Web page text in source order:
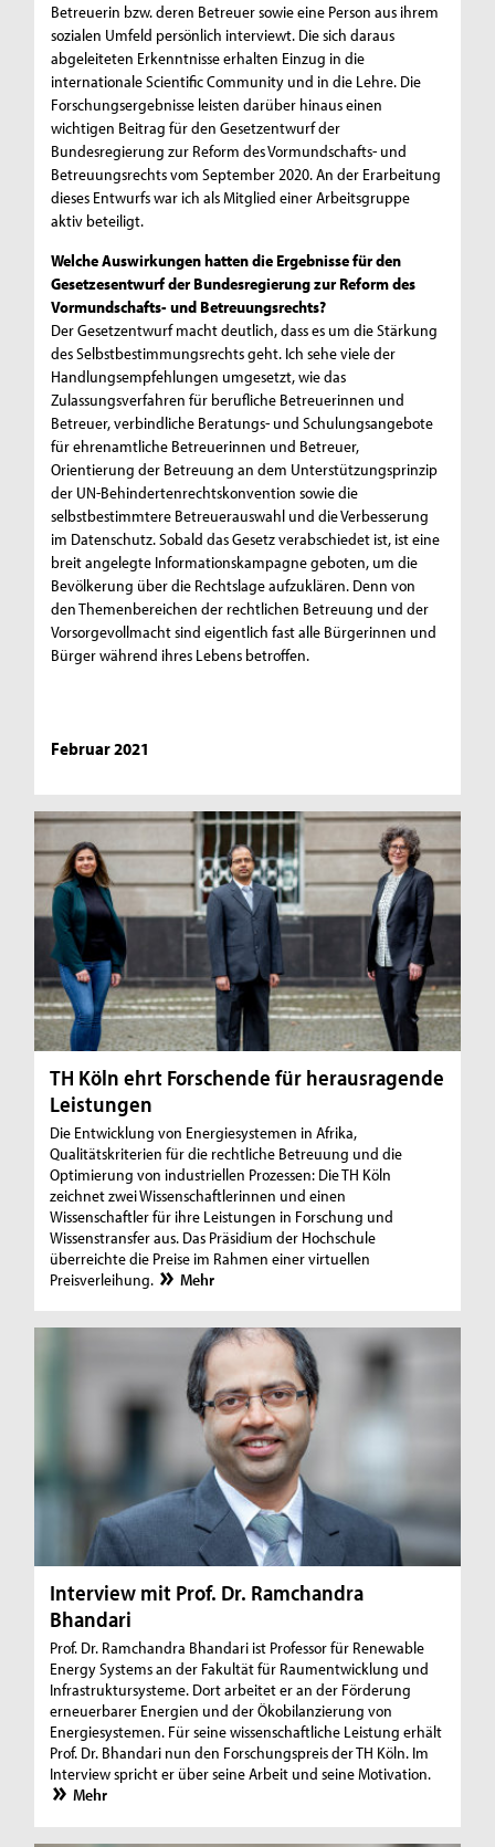
Betreuerin bzw. deren Betreuer sowie eine Person aus ihrem
sozialen Umfeld persönlich interviewt. Die sich daraus
abgeleiteten Erkenntnisse erhalten Einzug in die
internationale Scientific Community und in die Lehre. Die
Forschungsergebnisse leisten darüber hinaus einen
wichtigen Beitrag für den Gesetzentwurf der
Bundesregierung zur Reform des Vormundschafts- und
Betreuungsrechts vom September 2020. An der Erarbeitung
dieses Entwurfs war ich als Mitglied einer Arbeitsgruppe
aktiv beteiligt.
Welche Auswirkungen hatten die Ergebnisse für den
Gesetzesentwurf der Bundesregierung zur Reform des
Vormundschafts- und Betreuungsrechts?
Der Gesetzentwurf macht deutlich, dass es um die Stärkung
des Selbstbestimmungsrechts geht. Ich sehe viele der
Handlungsempfehlungen umgesetzt, wie das
Zulassungsverfahren für berufliche Betreuerinnen und
Betreuer, verbindliche Beratungs- und Schulungsangebote
für ehrenamtliche Betreuerinnen und Betreuer,
Orientierung der Betreuung an dem Unterstützungsprinzip
der UN-Behindertenrechtskonvention sowie die
selbstbestimmtere Betreuerauswahl und die Verbesserung
im Datenschutz. Sobald das Gesetz verabschiedet ist, ist eine
breit angelegte Informationskampagne geboten, um die
Bevölkerung über die Rechtslage aufzuklären. Denn von
den Themenbereichen der rechtlichen Betreuung und der
Vorsorgevollmacht sind eigentlich fast alle Bürgerinnen und
Bürger während ihres Lebens betroffen.
Februar 2021
TH Köln ehrt Forschende für herausragende
Leistungen
Die Entwicklung von Energiesystemen in Afrika,
Qualitätskriterien für die rechtliche Betreuung und die
Optimierung von industriellen Prozessen: Die TH Köln
zeichnet zwei Wissenschaftlerinnen und einen
Wissenschaftler für ihre Leistungen in Forschung und
Wissenstransfer aus. Das Präsidium der Hochschule
überreichte die Preise im Rahmen einer virtuellen
Preisverleihung.
Mehr
Interview mit Prof. Dr. Ramchandra
Bhandari
Prof. Dr. Ramchandra Bhandari ist Professor für Renewable
Energy Systems an der Fakultät für Raumentwicklung und
Infrastruktursysteme. Dort arbeitet er an der Förderung
erneuerbarer Energien und der Ökobilanzierung von
Energiesystemen. Für seine wissenschaftliche Leistung erhält
Prof. Dr. Bhandari nun den Forschungspreis der TH Köln. Im
Interview spricht er über seine Arbeit und seine Motivation.
Mehr